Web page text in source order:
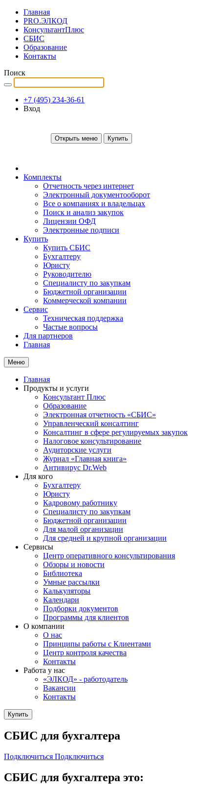
Главная
PRO.ЭЛКОД
КонсультантПлюс
СБИС
Образование
Контакты
Поиск
+7 (495) 234-36-61
Вход
Открыть меню Купить
Комплекты
Отчетность через интернет
Электронный документооборот
Все о компаниях и владельцах
Поиск и анализ закупок
Лицензии ОФД
Электронные подписи
Купить
Купить СБИС
Бухгалтеру
Юристу
Руководителю
Специалисту по закупкам
Бюджетной организации
Коммерческой компании
Сервис
Техническая поддержка
Частые вопросы
Для партнеров
Главная
Меню
Главная
Продукты и услуги
Консультант Плюс
Образование
Электронная отчетность «СБИС»
Управленческий консалтинг
Консалтинг в сфере регулируемых закупок
Налоговое консультирование
Аудиторские услуги
Журнал «Главная книга»
Антивирус Dr.Web
Для кого
Бухгалтеру
Юристу
Кадровому работнику
Специалисту по закупкам
Бюджетной организации
Для малой организации
Для средней и крупной организации
Сервисы
Центр оперативного консультирования
Обзоры и новости
Библиотека
Умные рассылки
Калькуляторы
Календари
Подборки документов
Программы для клиентов
О компании
О нас
Принципы работы с Клиентами
Центр контроля качества
Контакты
Работа у нас
«ЭЛКОД» - работодатель
Вакансии
Контакты
Купить
СБИС для бухгалтера
Подключиться Подключиться
СБИС для бухгалтера это: